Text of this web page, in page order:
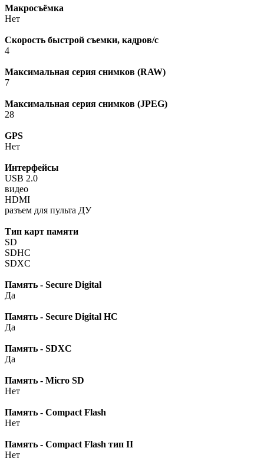
Макросъёмка
Нет
Скорость быстрой съемки, кадров/с
4
Максимальная серия снимков (RAW)
7
Максимальная серия снимков (JPEG)
28
GPS
Нет
Интерфейсы
USB 2.0
видео
HDMI
разъем для пульта ДУ
Тип карт памяти
SD
SDHC
SDXC
Память - Secure Digital
Да
Память - Secure Digital HC
Да
Память - SDXC
Да
Память - Micro SD
Нет
Память - Compact Flash
Нет
Память - Compact Flash тип II
Нет